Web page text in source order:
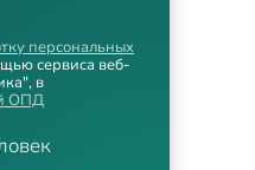
персональных
сервиса веб-
в
ОПД